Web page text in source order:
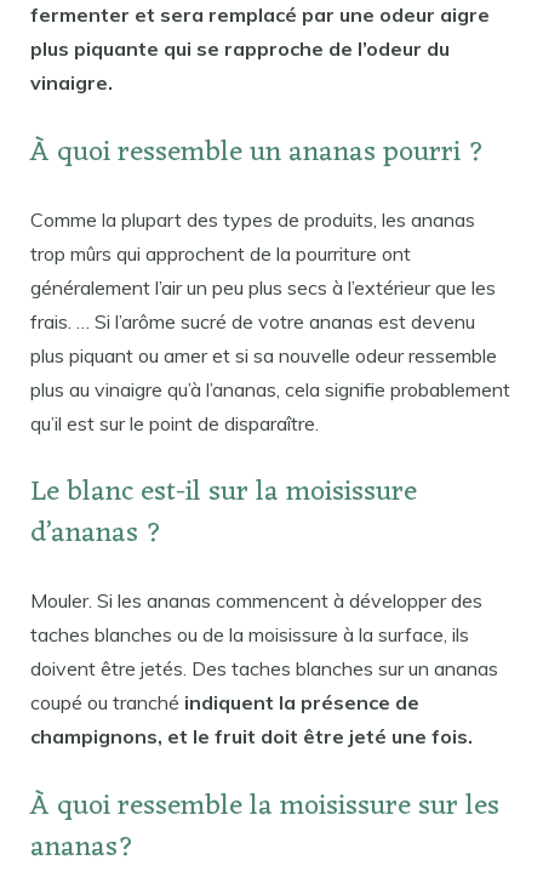
fermenter et sera remplacé par une odeur aigre
plus piquante qui se rapproche de l’odeur du
vinaigre.
À quoi ressemble un ananas pourri ?
Comme la plupart des types de produits, les ananas
trop mûrs qui approchent de la pourriture ont
généralement l’air un peu plus secs à l’extérieur que les
frais. … Si l’arôme sucré de votre ananas est devenu
plus piquant ou amer et si sa nouvelle odeur ressemble
plus au vinaigre qu’à l’ananas, cela signifie probablement
qu’il est sur le point de disparaître.
Le blanc est-il sur la moisissure
d’ananas ?
Mouler. Si les ananas commencent à développer des
taches blanches ou de la moisissure à la surface, ils
doivent être jetés. Des taches blanches sur un ananas
coupé ou tranché indiquent la présence de
champignons, et le fruit doit être jeté une fois.
À quoi ressemble la moisissure sur les
ananas?